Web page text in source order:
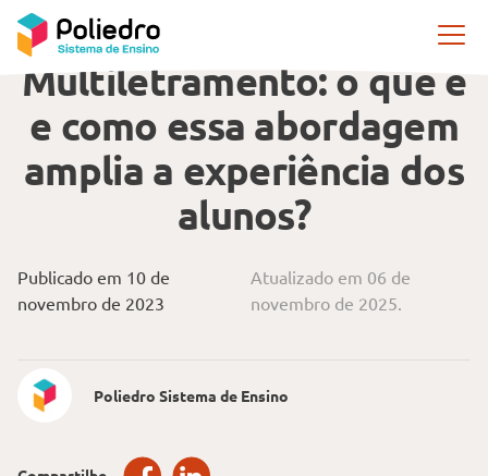
Pular navegação METODOLOGIAS DE ENSINO
Multiletramento: o que é
e como essa abordagem
amplia a experiência dos
alunos?
Publicado em 10 de
novembro de 2023
Atualizado em 06 de
novembro de 2025.
Poliedro Sistema de Ensino